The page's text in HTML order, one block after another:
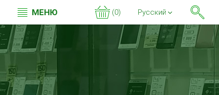
МЕНЮ (0) Русский